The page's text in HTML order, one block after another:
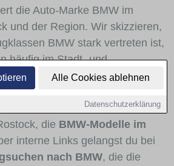
Alle Cookies ablehnen
Datenschutzerklärung
die Auto-Marke BMW im
und der Region. Wir skizzieren,
BMW stark vertreten ist,
häufig im Stadt- und
sind und für welche
interessant ist. Viele
von Autohäusern und
die BMW-Modelle im
interne Links gelangst du bei
nach BMW, die die